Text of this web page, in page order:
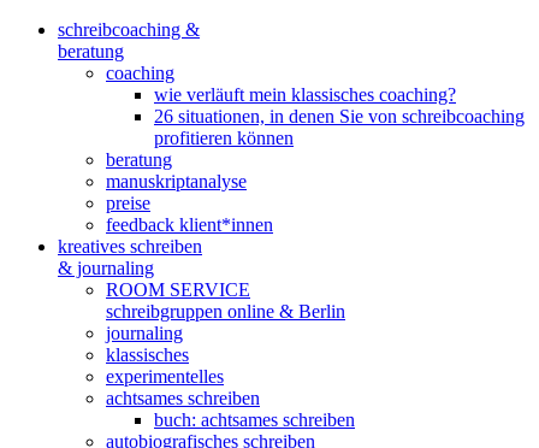
schreibcoaching &
beratung
coaching
wie verläuft mein klassisches coaching?
26 situationen, in denen Sie von schreibcoaching
profitieren können
beratung
manuskriptanalyse
preise
feedback klient*innen
kreatives schreiben
& journaling
ROOM SERVICE
schreibgruppen online & Berlin
journaling
klassisches
experimentelles
achtsames schreiben
buch: achtsames schreiben
autobiografisches schreiben